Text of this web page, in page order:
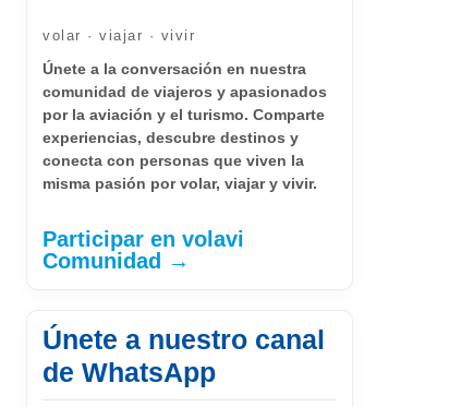
volar · viajar · vivir
Únete a la conversación en nuestra
comunidad de viajeros y apasionados
por la aviación y el turismo. Comparte
experiencias, descubre destinos y
conecta con personas que viven la
misma pasión por volar, viajar y vivir.
Participar en volavi
Comunidad →
Únete a nuestro canal
de WhatsApp